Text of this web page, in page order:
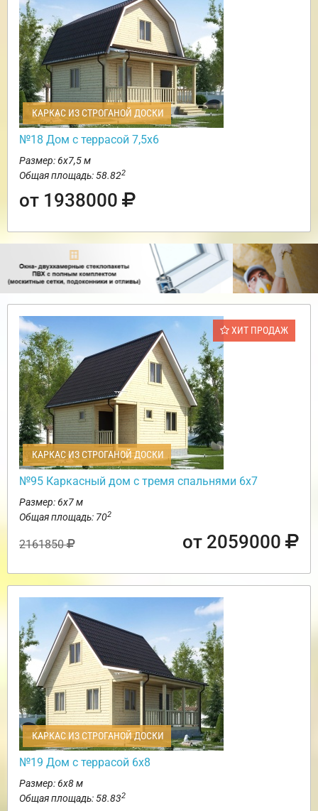
КАРКАС ИЗ СТРОГАНОЙ ДОСКИ
№18 Дом с террасой 7,5х6
Размер: 6х7,5 м
Общая площадь: 58.822
от 1938000
ХИТ ПРОДАЖ
КАРКАС ИЗ СТРОГАНОЙ ДОСКИ
№95 Каркасный дом с тремя спальнями 6х7
Размер: 6х7 м
Общая площадь: 702
2161850 от 2059000
КАРКАС ИЗ СТРОГАНОЙ ДОСКИ
№19 Дом с террасой 6х8
Размер: 6х8 м
Общая площадь: 58.832